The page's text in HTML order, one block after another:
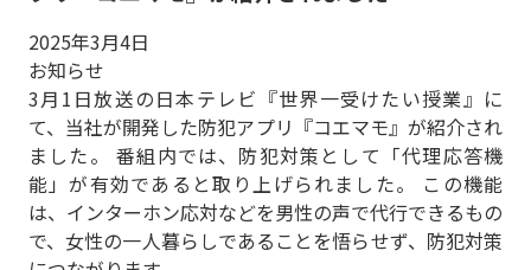
2025年3月4日
お知らせ
3月1日放送の日本テレビ『世界一受けたい授業』に
て、当社が開発した防犯アプリ『コエマモ』が紹介され
ました。 番組内では、防犯対策として「代理応答機
能」が有効であると取り上げられました。 この機能
は、インターホン応対などを男性の声で代行できるもの
で、女性の一人暮らしであることを悟らせず、防犯対策